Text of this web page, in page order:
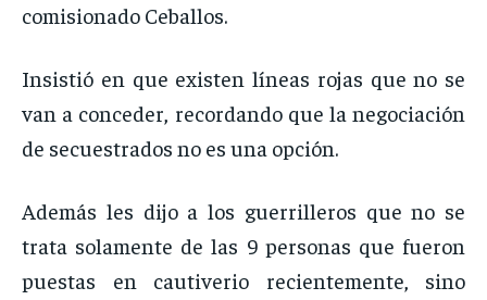
comisionado Ceballos.
Insistió en que existen líneas rojas que no se
van a conceder, recordando que la negociación
de secuestrados no es una opción.
Además les dijo a los guerrilleros que no se
trata solamente de las 9 personas que fueron
puestas en cautiverio recientemente, sino